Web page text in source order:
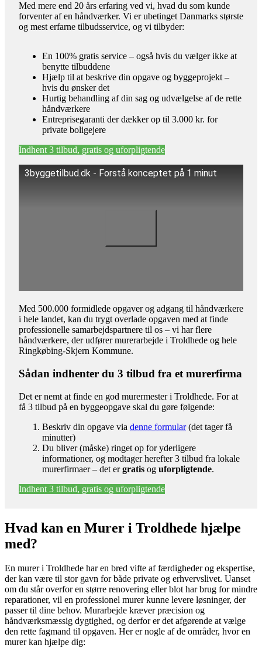
Med mere end 20 års erfaring ved vi, hvad du som kunde
forventer af en håndværker. Vi er ubetinget Danmarks største
og mest erfarne tilbudsservice, og vi tilbyder:
En 100% gratis service – også hvis du vælger ikke at
benytte tilbuddene
Hjælp til at beskrive din opgave og byggeprojekt –
hvis du ønsker det
Hurtig behandling af din sag og udvælgelse af de rette
håndværkere
Entreprisegaranti der dækker op til 3.000 kr. for
private boligejere
Indhent 3 tilbud, gratis og uforpligtende
3byggetilbud.dk - Forstå konceptet på 1 minut
Med 500.000 formidlede opgaver og adgang til håndværkere
i hele landet, kan du trygt overlade opgaven med at finde
professionelle samarbejdspartnere til os – vi har flere
håndværkere, der udfører murerarbejde i Troldhede og hele
Ringkøbing-Skjern Kommune.
Sådan indhenter du 3 tilbud fra et murerfirma
Det er nemt at finde en god murermester i Troldhede. For at
få 3 tilbud på en byggeopgave skal du gøre følgende:
Beskriv din opgave via denne formular(det tager få
minutter)
Du bliver (måske) ringet op for yderligere
informationer, og modtager herefter 3 tilbud fra lokale
murerfirmaer – det ergratis og uforpligtende.
Indhent 3 tilbud, gratis og uforpligtende
Hvad kan en Murer i Troldhede hjælpe
med?
En murer i Troldhede har en bred vifte af færdigheder og ekspertise,
der kan være til stor gavn for både private og erhvervslivet. Uanset
om du står overfor en større renovering eller blot har brug for mindre
reparationer, vil en professionel murer kunne levere løsninger, der
passer til dine behov. Murarbejde kræver præcision og
håndværksmæssig dygtighed, og derfor er det afgørende at vælge
den rette fagmand til opgaven. Her er nogle af de områder, hvor en
murer kan hjælpe dig: